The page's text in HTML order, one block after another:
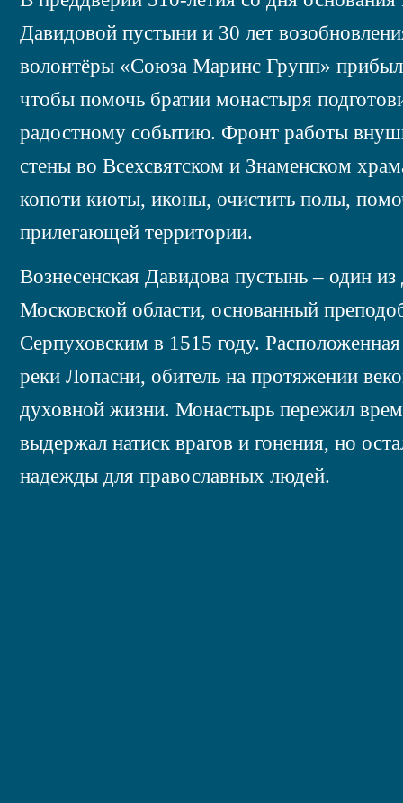
Давидовой пустыни и 30 лет
волонтёры «Союза Маринс Групп»
чтобы помочь братии монастыря
радостному событию. Фронт работы
стены во Всехсвятском и Знаменском
копоти киоты, иконы, очистить полы,
прилегающей территории.
Вознесенская Давидова пустынь – один
Московской области, основанный
Серпуховским в 1515 году.
реки Лопасни, обитель на протяжении
духовной жизни. Монастырь пережил
выдержал натиск врагов и гонения, но
надежды для православных людей.